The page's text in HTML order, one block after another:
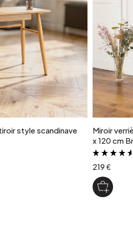
style scandinave
Miroir
x 120 cm
219 €